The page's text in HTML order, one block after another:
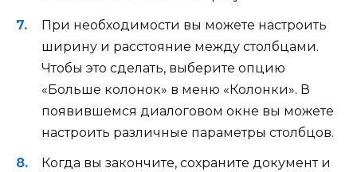
При необходимости вы можете настроить
ширину и расстояние между столбцами.
Чтобы это сделать, выберите опцию
«Больше колонок» в меню «Колонки». В
появившемся диалоговом окне вы можете
настроить различные параметры столбцов.
Когда вы закончите, сохраните документ и